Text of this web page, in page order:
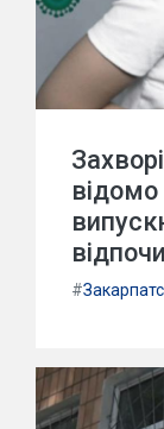
#